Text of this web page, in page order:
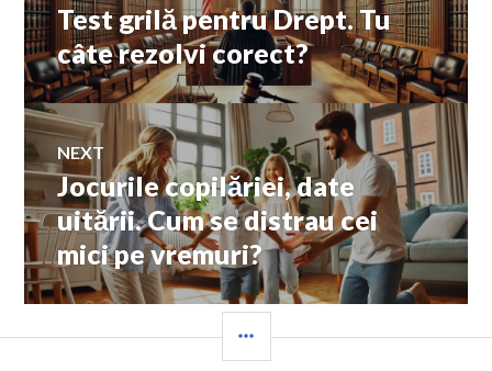
în
articole
Previous
post:
Test grilă pentru Drept. Tu
câte rezolvi corect?
NEXT
Next
post:
Jocurile copilăriei, date
uitării. Cum se distrau cei
mici pe vremuri?